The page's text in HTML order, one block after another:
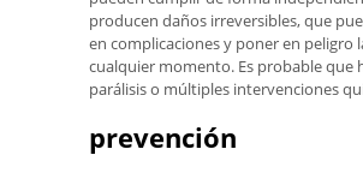
producen daños irreversibles, que
en complicaciones y poner en peligro
cualquier momento. Es probable que
parálisis o múltiples intervenciones
prevención